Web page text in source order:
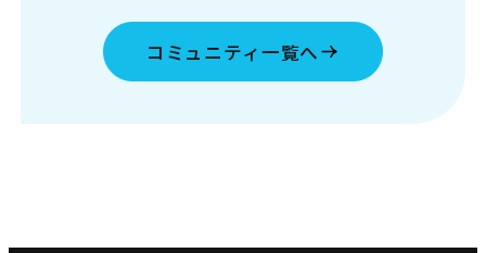
コミュニティ一覧へ